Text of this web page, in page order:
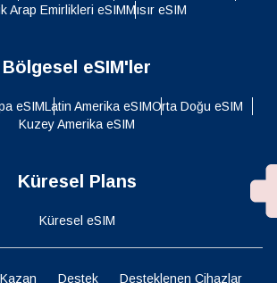
Arap Emirlikleri eSIMMısır eSIM
Bölgesel eSIM'ler
eSIMLatin Amerika eSIMOrta Doğu eSIM
Kuzey Amerika eSIM
Küresel Plans
Küresel eSIM
Destek Desteklenen Cihazlar